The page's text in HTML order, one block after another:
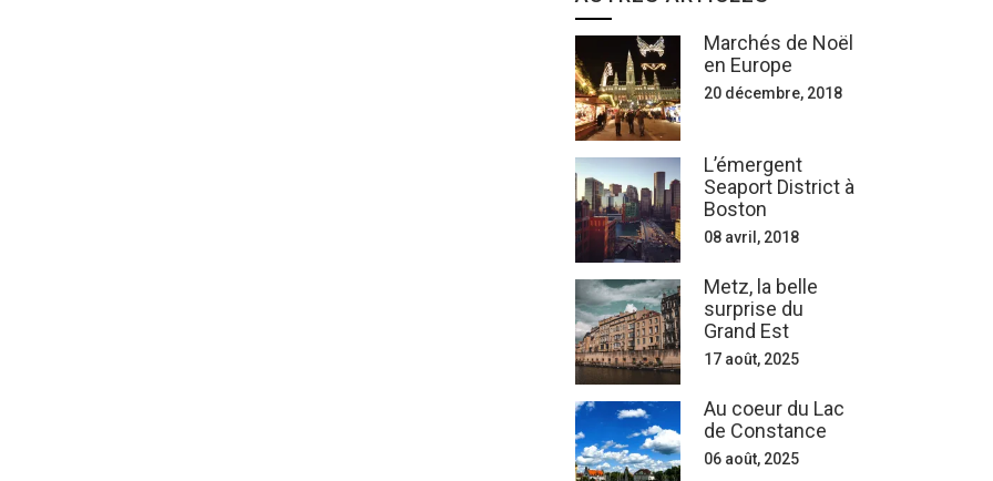
Marchés de Noël
en Europe
20 décembre, 2018
L’émergent
Seaport District à
Boston
08 avril, 2018
Metz, la belle
surprise du
Grand Est
17 août, 2025
Au coeur du Lac
de Constance
06 août, 2025